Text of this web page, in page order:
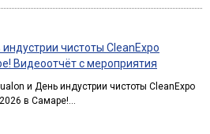
чистоты CleanExpo
Видеоотчёт с мероприятия
и День индустрии чистоты CleanExpo
в Самаре!...